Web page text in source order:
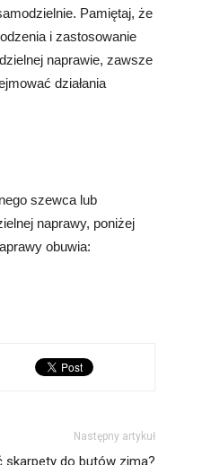
Pamiętaj, że
i zastosowanie
naprawie, zawsze
działania
szewca lub
naprawy, poniżej
obuwia:
Następny artykuł
skarpety do butów zima?